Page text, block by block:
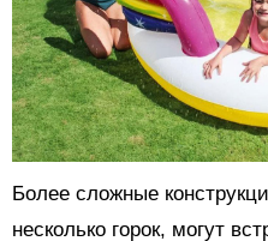
Более сложные
несколько горок, могут